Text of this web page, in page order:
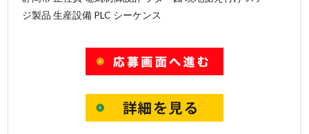
ジ製品 生産設備 PLC シーケンス